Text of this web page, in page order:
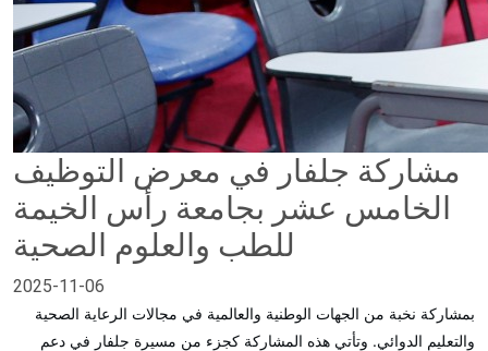
مشاركة جلفار في معرض التوظيف
الخامس عشر بجامعة رأس الخيمة
للطب والعلوم الصحية
2025-11-06
بمشاركة نخبة من الجهات الوطنية والعالمية في مجالات الرعاية الصحية
والتعليم الدوائي. وتأتي هذه المشاركة كجزء من مسيرة جلفار في دعم